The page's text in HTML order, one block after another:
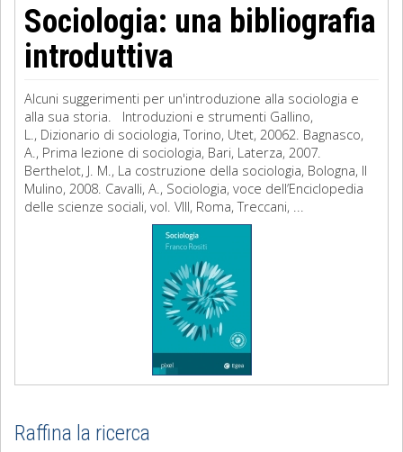
Sociologia: una bibliografia
introduttiva
Alcuni suggerimenti per un'introduzione alla sociologia e
alla sua storia. Introduzioni e strumenti Gallino,
L., Dizionario di sociologia, Torino, Utet, 20062. Bagnasco,
A., Prima lezione di sociologia, Bari, Laterza, 2007.
Berthelot, J. M., La costruzione della sociologia, Bologna, Il
Mulino, 2008. Cavalli, A., Sociologia, voce dell’Enciclopedia
delle scienze sociali, vol. VIII, Roma, Treccani, ...
Raffina la ricerca